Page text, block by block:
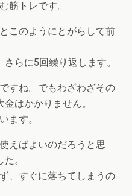
筋トレです。
このようにとがらして前
らに5回繰り返します。
すね。でもわざわざその
はかかりません。
ます。
えばよいのだろうと思
。
、すぐに落ちてしまうの